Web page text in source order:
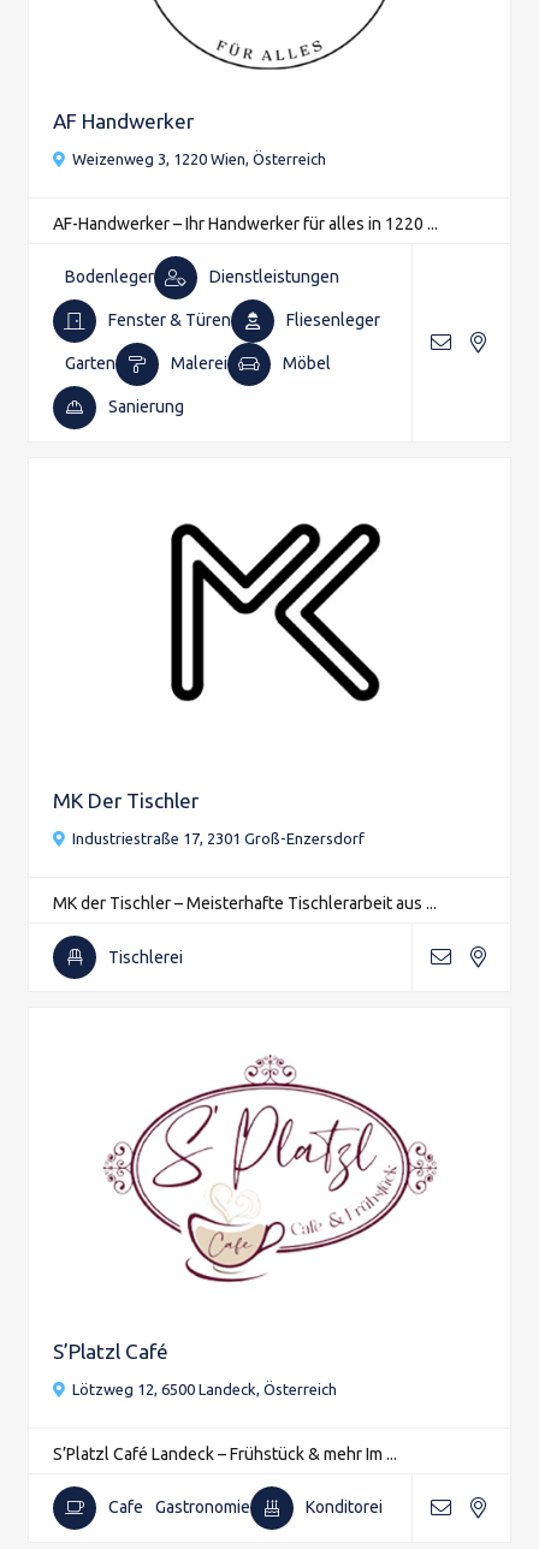
AF Handwerker
Weizenweg 3, 1220 Wien, Österreich
AF-Handwerker – Ihr Handwerker für alles in 1220 ...
Bodenleger Dienstleistungen
Fenster & Türen Fliesenleger
Garten Malerei Möbel
Sanierung
MK Der Tischler
Industriestraße 17, 2301 Groß-Enzersdorf
MK der Tischler – Meisterhafte Tischlerarbeit aus ...
Tischlerei
S’Platzl Café
Lötzweg 12, 6500 Landeck, Österreich
S’Platzl Café Landeck – Frühstück & mehr Im ...
Cafe Gastronomie Konditorei